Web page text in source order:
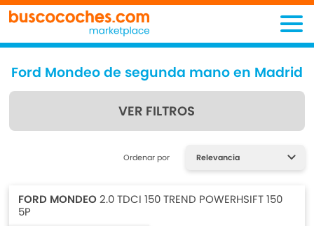
Ford Mondeo de segunda mano en Madrid
VER FILTROS
Encuentra lo que estás
Ordenar por
FORD MONDEO2.0 TDCI 150 TREND POWERHSIFT 150
5P